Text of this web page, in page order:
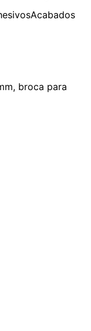
Acabados
broca para